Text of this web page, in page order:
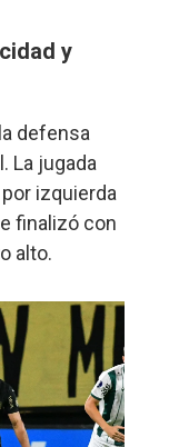
y
defensa
La jugada
izquierda
finalizó con
alto.